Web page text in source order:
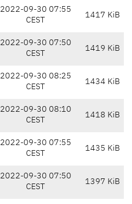
2022-09-30 07:55
CEST
1417 KiB
2022-09-30 07:50
CEST
1419 KiB
2022-09-30 08:25
CEST
1434 KiB
2022-09-30 08:10
CEST
1418 KiB
2022-09-30 07:55
CEST
1435 KiB
2022-09-30 07:50
CEST
1397 KiB